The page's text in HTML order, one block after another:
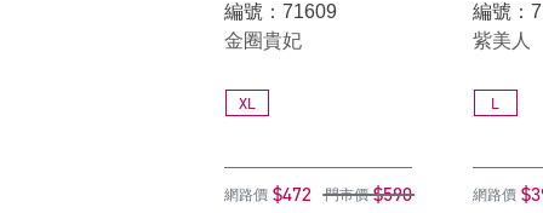
編號：71609
金圈貴妃
XL
網路價 $472 門市價 $590
編號：
紫美人
L
網路價